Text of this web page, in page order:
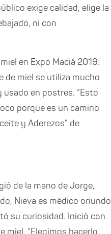
exige calidad, elige la
ni con
en Expo Maciá 2019:
de miel se utiliza mucho
en postres. “Esto
porque es un camino
y Aderezos” de
de la mano de Jorge,
Nieva es médico oriundo
su curiosidad. Inició con
miel. “Elegimos hacerlo